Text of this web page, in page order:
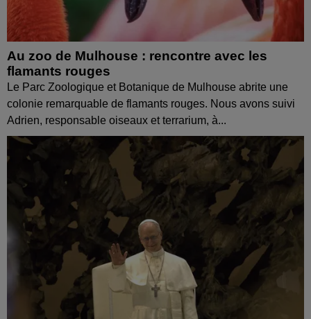
Au zoo de Mulhouse : rencontre avec les
flamants rouges
Le Parc Zoologique et Botanique de Mulhouse abrite une
colonie remarquable de flamants rouges. Nous avons suivi
Adrien, responsable oiseaux et terrarium, à...